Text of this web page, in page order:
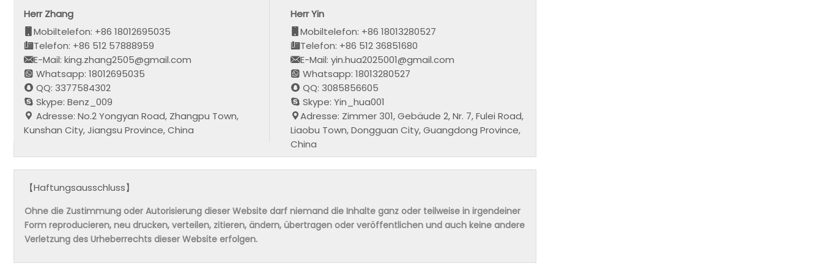
Herr Zhang
Mobiltelefon: +86 18012695035
Telefon: +86 512 57888959
E-Mail: king.zhang2505@gmail.com
Whatsapp: 18012695035
QQ: 3377584302
Skype: Benz_009
Adresse: No.2 Yongyan Road, Zhangpu Town,
Kunshan City, Jiangsu Province, China
Herr Yin
Mobiltelefon: +86 18013280527
Telefon: +86 512 36851680
E-Mail: yin.hua2025001@gmail.com
Whatsapp: 18013280527
QQ: 3085856605
Skype: Yin_hua001
Adresse: Zimmer 301, Gebäude 2, Nr. 7, Fulei Road,
Liaobu Town, Dongguan City, Guangdong Province,
China
【Haftungsausschluss】
Ohne die Zustimmung oder Autorisierung dieser Website darf niemand die Inhalte ganz oder teilweise in irgendeiner
Form reproducieren, neu drucken, verteilen, zitieren, ändern, übertragen oder veröffentlichen und auch keine andere
Verletzung des Urheberrechts dieser Website erfolgen.